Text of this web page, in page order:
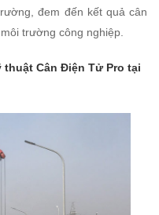
đem đến kết quả cân
trường công nghiệp.
Cân Điện Tử Pro tại